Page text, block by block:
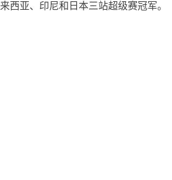
来西亚、印尼和日本三站超级赛冠军。